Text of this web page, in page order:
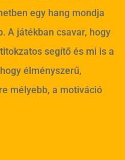
egy hang mondja
A játékban csavar, hogy
segítő és mi is a
élményszerű,
mélyebb, a motiváció